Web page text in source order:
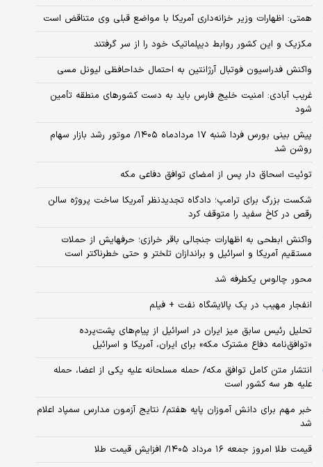
همتی: اظهارات وزیر خزانه‌داری آمریکا با مواضع قبلی وی متناقض است
مکزیک و این کشور روابط دیپلماتیک خود را از سر گرفتند
واکنش فدراسیون فوتبال آرژانتین به احتمال خداحافظی لیونل مسی
غریب آبادی: امنیت خلیج فارس باید به دست کشورهای منطقه تأمین
شود
پیش بینی بورس فردا شنبه ۱۷ مردادماه ۱۴۰۵/ موتور رشد بازار سهام
روشن شد
توئیت اسحاق دار پس از امضای توافق دفاعی مکه
شکست بزرگ برای ترامپ؛ دادگاه تجدیدنظر آمریکا ساخت پروژه سالن
رقص در کاخ سفید را متوقف کرد
واکنش ابطحی به اظهارات جنجالی باقر خرازی؛ حرفهایش از حملات
مستقیم آمریکا و اسرائیل و براندازان تلختر و حتی خطرناکتر است
محور چالوس یکطرفه شد
انفجار مهیب در یک پالایشگاه نفت + فیلم
تحلیل رئیس سابق میز ایران در اسرائیل از پیام‌های پشت‌پرده
«توافق‌نامه دفاع مشترک مکه» برای ایران، آمریکا و اسرائیل
انتشار متن کامل توافق مکه/ حمله مسلحانه علیه یکی از اعضا، حمله
علیه هر سه کشور است
خبر مهم برای دانش آموزان پایه هفتم/ نتایج آزمون مدارس سمپاد اعلام
شد
قیمت طلا امروز جمعه ۱۶ مرداد ۱۴۰۵/ افزایش قیمت طلا